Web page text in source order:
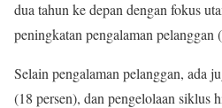
dua tahun ke depan dengan fokus
peningkatan pengalaman pelanggan
Selain pengalaman pelanggan, ada
(18 persen), dan pengelolaan siklus